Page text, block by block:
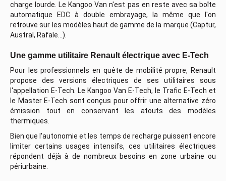
charge lourde. Le Kangoo Van n'est pas en reste avec sa boîte
automatique EDC à double embrayage, la même que l'on
retrouve sur les modèles haut de gamme de la marque (Captur,
Austral, Rafale…).
Une gamme utilitaire Renault électrique avec E-Tech
Pour les professionnels en quête de mobilité propre, Renault
propose des versions électriques de ses utilitaires sous
l'appellation E-Tech. Le Kangoo Van E-Tech, le Trafic E-Tech et
le Master E-Tech sont conçus pour offrir une alternative zéro
émission tout en conservant les atouts des modèles
thermiques.
Bien que l'autonomie et les temps de recharge puissent encore
limiter certains usages intensifs, ces utilitaires électriques
répondent déjà à de nombreux besoins en zone urbaine ou
périurbaine.